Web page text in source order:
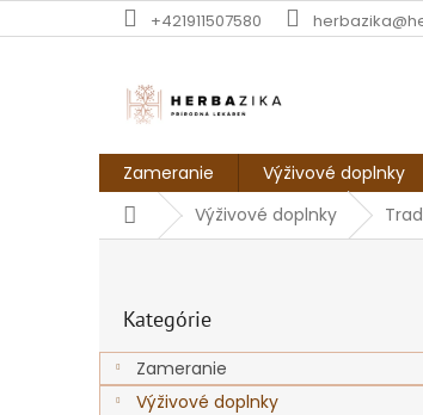
na
+421911507580
Zameranie Výživové doplnky
DomovVýživové doplnky
ý
p
kategórie
Kategórie
Zameranie
Výživové doplnky